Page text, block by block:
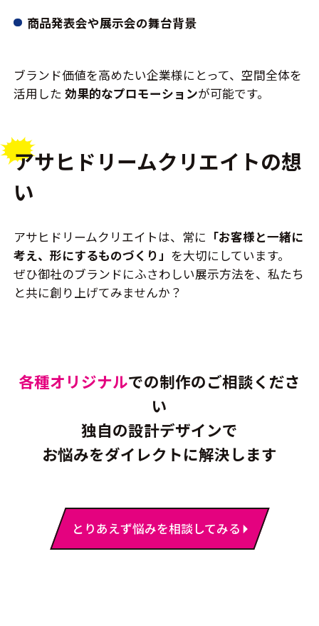
商品発表会や展示会の舞台背景
ブランド価値を高めたい企業様にとって、空間全体を
活用した効果的なプロモーションが可能です。
アサヒドリームクリエイトの想
い
アサヒドリームクリエイトは、常に 「お客様と一緒に
考え、形にするものづくり」 を大切にしています。
ぜひ御社のブランドにふさわしい展示方法を、私たち
と共に創り上げてみませんか？
各種オリジナルでの制作のご相談くださ
い
独自の設計デザインで
お悩みをダイレクトに解決します
とりあえず悩みを相談してみる